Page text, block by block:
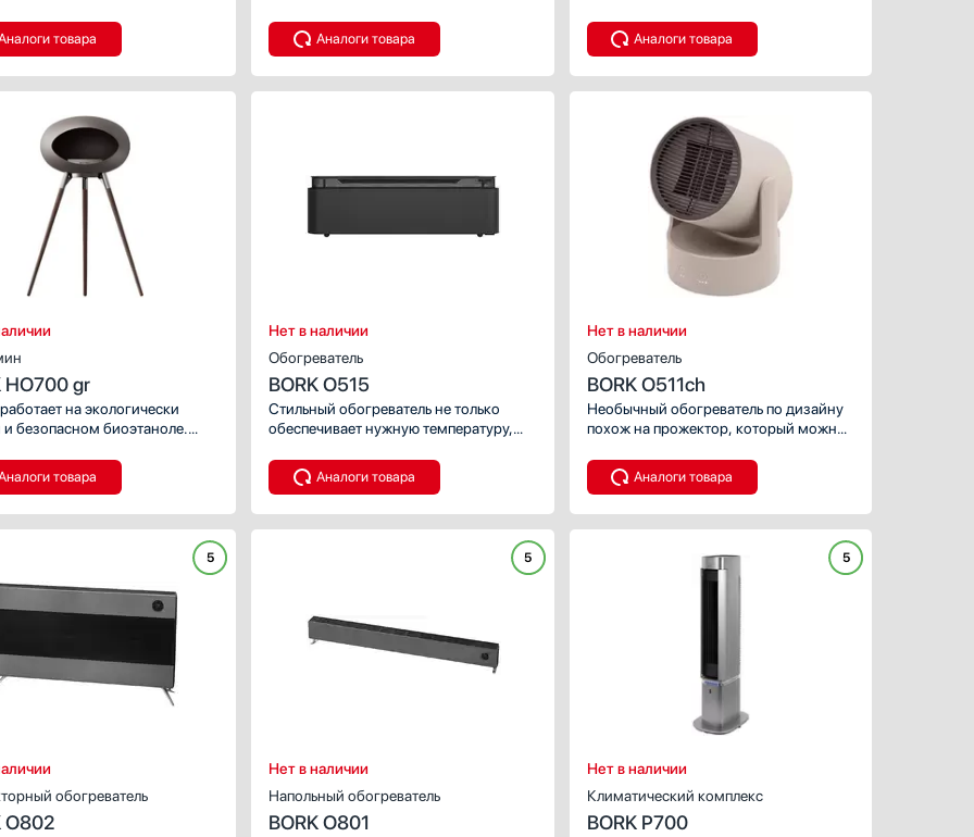
товара Аналоги товара
использования позволяет создавать
комфортный климат дома вне
Аналоги товара
HO700 gr
на экологически
и безопасном биоэтаноле.
тепло, водный пар
количествах,
среду.
товара
Нет в наличии
Обогреватель
BORK O515
Стильный обогреватель не только
обеспечивает нужную температуру,
дополнением интерьера благодаря
мягкой подсветке снизу корпуса.
Аналоги товара
Нет в наличии
Обогреватель
BORK O511ch
Необычный обогреватель по дизайну
похож на прожектор, который можно
подвесить с помощью специального
крепления, которое идет в комплекте.
Аналоги товара
ХАРАКТЕРИСТИКИ
5
обогреватель
O802
5
Нет в наличии
Напольный обогреватель
BORK O801
5
Нет в наличии
Климатический комплекс
BORK P700